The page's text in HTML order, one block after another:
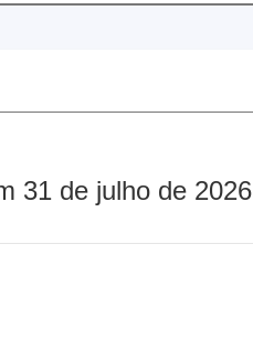
31 de julho de 2026